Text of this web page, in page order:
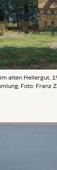
alten Hellergut,
Foto: Franz